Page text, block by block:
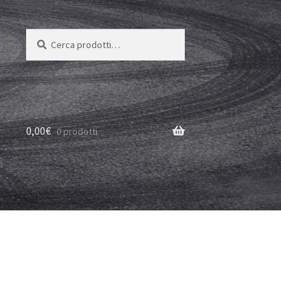
Cerca:
Cerca
0,00€ 0 prodotti